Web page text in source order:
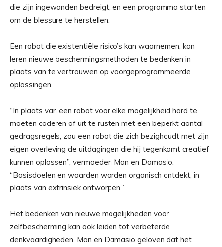
die zijn ingewanden bedreigt, en een programma starten
om de blessure te herstellen.
Een robot die existentiële risico’s kan waarnemen, kan
leren nieuwe beschermingsmethoden te bedenken in
plaats van te vertrouwen op voorgeprogrammeerde
oplossingen.
“In plaats van een robot voor elke mogelijkheid hard te
moeten coderen of uit te rusten met een beperkt aantal
gedragsregels, zou een robot die zich bezighoudt met zijn
eigen overleving de uitdagingen die hij tegenkomt creatief
kunnen oplossen”, vermoeden Man en Damasio.
“Basisdoelen en waarden worden organisch ontdekt, in
plaats van extrinsiek ontworpen.”
Het bedenken van nieuwe mogelijkheden voor
zelfbescherming kan ook leiden tot verbeterde
denkvaardigheden. Man en Damasio geloven dat het